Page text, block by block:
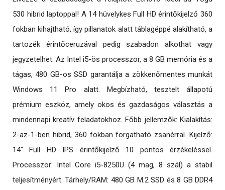
530 hibrid laptoppal! A 14 hüvelykes Full HD érintőkijelző 360
fokban kihajtható, így pillanatok alatt táblagéppé alakítható, a
tartozék érintőceruzával pedig szabadon alkothat vagy
jegyzetelhet. Az Intel i5-ös processzor, a 8 GB memória és a
tágas, 480 GB-os SSD garantálja a zökkenőmentes munkát
Windows 11 Pro alatt. Megbízható, tesztelt állapotú
prémium eszköz, amely okos és gazdaságos választás a
mindennapi kreatív feladatokhoz. Főbb jellemzők: Kialakítás:
2-az-1-ben hibrid, 360 fokban forgatható zsanérral. Kijelző:
14" Full HD IPS érintőkijelző 10 pontos érzékeléssel.
Processzor: Intel Core i5-8250U (4 mag, 8 szál) a stabil
teljesítményért. Tárhely/RAM: 480 GB M.2 SSD és 8 GB DDR4